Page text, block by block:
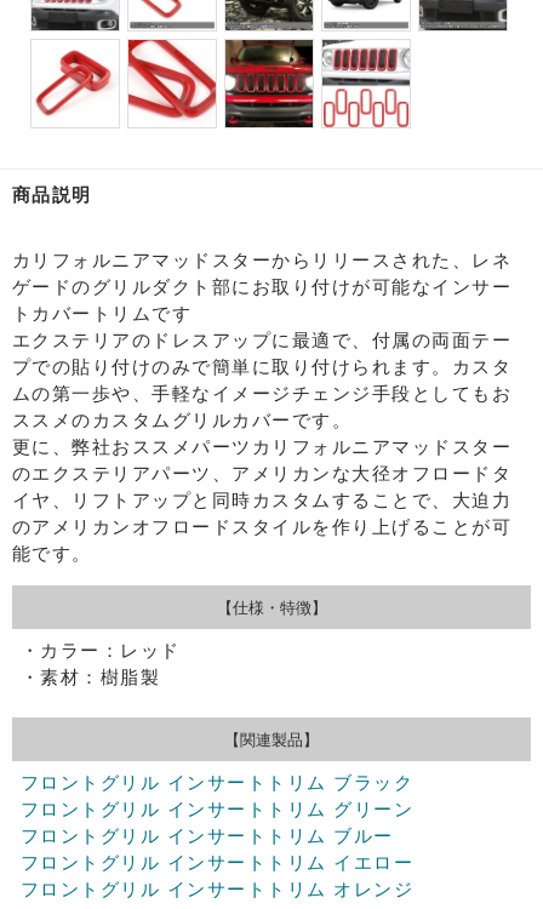
商品説明
カリフォルニアマッドスターからリリースされた、レネ
ゲードのグリルダクト部にお取り付けが可能なインサー
トカバートリムです
エクステリアのドレスアップに最適で、付属の両面テー
プでの貼り付けのみで簡単に取り付けられます。カスタ
ムの第一歩や、手軽なイメージチェンジ手段としてもお
ススメのカスタムグリルカバーです。
更に、弊社おススメパーツカリフォルニアマッドスター
のエクステリアパーツ、アメリカンな大径オフロードタ
イヤ、リフトアップと同時カスタムすることで、大迫力
のアメリカンオフロードスタイルを作り上げることが可
能です。
【仕様・特徴】
・カラー：レッド
・素材：樹脂製
【関連製品】
フロントグリル インサートトリム ブラック
フロントグリル インサートトリム グリーン
フロントグリル インサートトリム ブルー
フロントグリル インサートトリム イエロー
フロントグリル インサートトリム オレンジ